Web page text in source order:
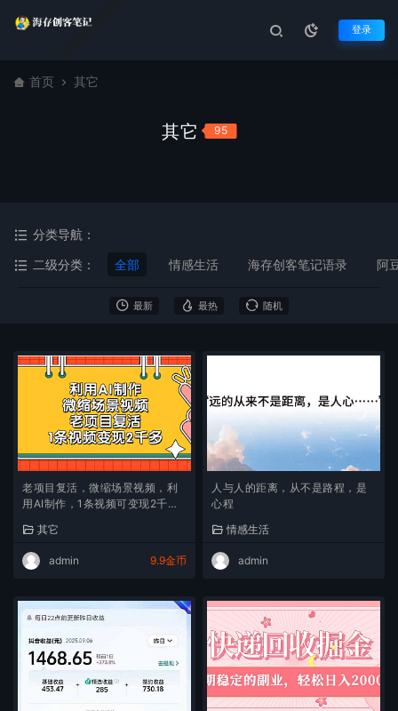
登录
首页 其它
其它 95
分类导航：
二级分类：
全部 情感生活 海存创客笔记语录 阿
最新 最热 随机
老项目复活，微缩场景视频，利
用AI制作，1条视频可变现2千
其它
admin 9.9金币
人与人的距离，从不是路程，是
心程
情感生活
admin